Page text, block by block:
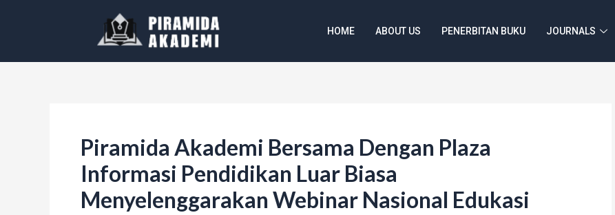
HOME ABOUT US PENERBITAN BUKU JOURNALS
Piramida Akademi Bersama Dengan Plaza
Informasi Pendidikan Luar Biasa
Menyelenggarakan Webinar Nasional Edukasi